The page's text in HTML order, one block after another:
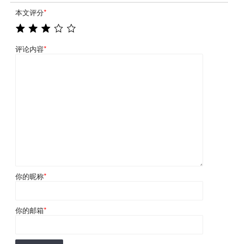
本文评分*
评论内容*
你的昵称*
你的邮箱*